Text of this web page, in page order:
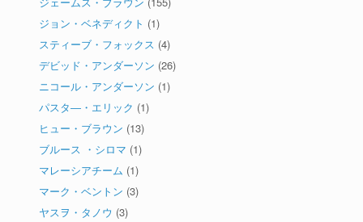
ジョン・ベネディクト (1)
スティーブ・フォックス (4)
デビッド・アンダーソン (26)
ニコール・アンダーソン (1)
パスタ―・エリック (1)
ヒュー・ブラウン (13)
ブルース ・シロマ (1)
マレーシアチーム (1)
マーク・ベントン (3)
ヤスヲ・タノウ (3)